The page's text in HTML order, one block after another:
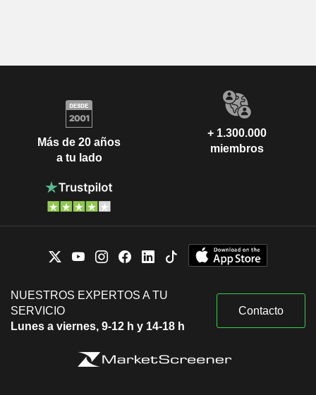
Más de 20 años
a tu lado
+ 1.300.000
miembros
NUESTROS EXPERTOS A TU
SERVICIO
Lunes a viernes, 9-12 h y 14-18 h
Contacto